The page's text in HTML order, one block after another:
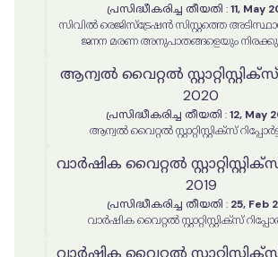
പ്രസിദ്ധീകരിച്ച തീയതി : 11, May
സിവിൽ രെജിസ്ട്രേഷൻ സിസ്റ്റത്തെ
ജനന മരണ അനുപാതങ്ങളെയും
ആന്വൽ വൈറ്റൽ സ്റ്റാറ്റിസ്റ്റിക്‌സ്
2020
പ്രസിദ്ധീകരിച്ച തീയതി : 12, May
ആന്വൽ വൈറ്റൽ സ്റ്റാറ്റിസ്റ്റിക്‌സ്
വാർഷിക വൈറ്റൽ സ്റ്റാറ്റിസ്റ്റിക്‌സ്
2019
പ്രസിദ്ധീകരിച്ച തീയതി : 25, Feb
വാർഷിക വൈറ്റൽ
വാർഷിക വൈറ്റൽ സ്റ്റാറ്റിസ്റ്റിക്‌സ്